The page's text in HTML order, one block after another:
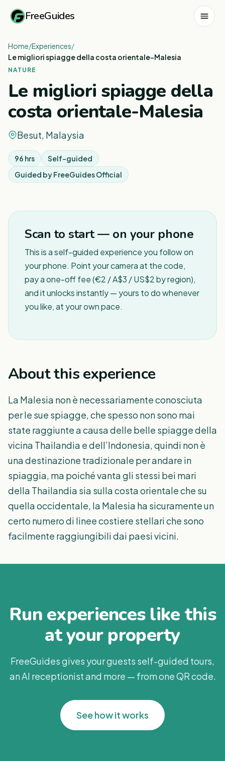
FreeGuides
Home/Experiences/
Le migliori spiagge della costa orientale-Malesia
NATURE
Le migliori spiagge della
costa orientale-Malesia
Besut, Malaysia
96 hrs
Self-guided
Guided byFreeGuides Official
Scan to start — on your phone
This is a self-guided experience you follow on
your phone. Point your camera at the code,
pay a one-off fee (€2 / A$3 / US$2 by region),
and it unlocks instantly — yours to do whenever
you like, at your own pace.
About this experience
La Malesia non è necessariamente conosciuta
per le sue spiagge, che spesso non sono mai
state raggiunte a causa delle belle spiagge della
vicina Thailandia e dell’Indonesia, quindi non è
una destinazione tradizionale per andare in
spiaggia, ma poiché vanta gli stessi bei mari
della Thailandia sia sulla costa orientale che su
quella occidentale, la Malesia ha sicuramente un
certo numero di linee costiere stellari che sono
facilmente raggiungibili dai paesi vicini.
Run experiences like this
at your property
FreeGuides gives your guests self-guided tours,
an AI receptionist and more — from one QR code.
See how it works